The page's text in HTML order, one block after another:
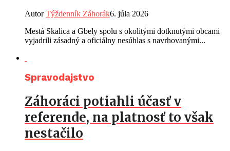
AutorTýždenník Záhorák6. júla 2026
Mestá Skalica a Gbely spolu s okolitými dotknutými obcami
vyjadrili zásadný a oficiálny nesúhlas s navrhovanými...
Spravodajstvo
Záhoráci potiahli účasť v
referende, na platnosť to však
nestačilo